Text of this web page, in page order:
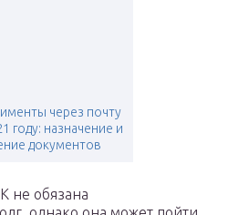
через почту
году: назначение и
документов
не обязана